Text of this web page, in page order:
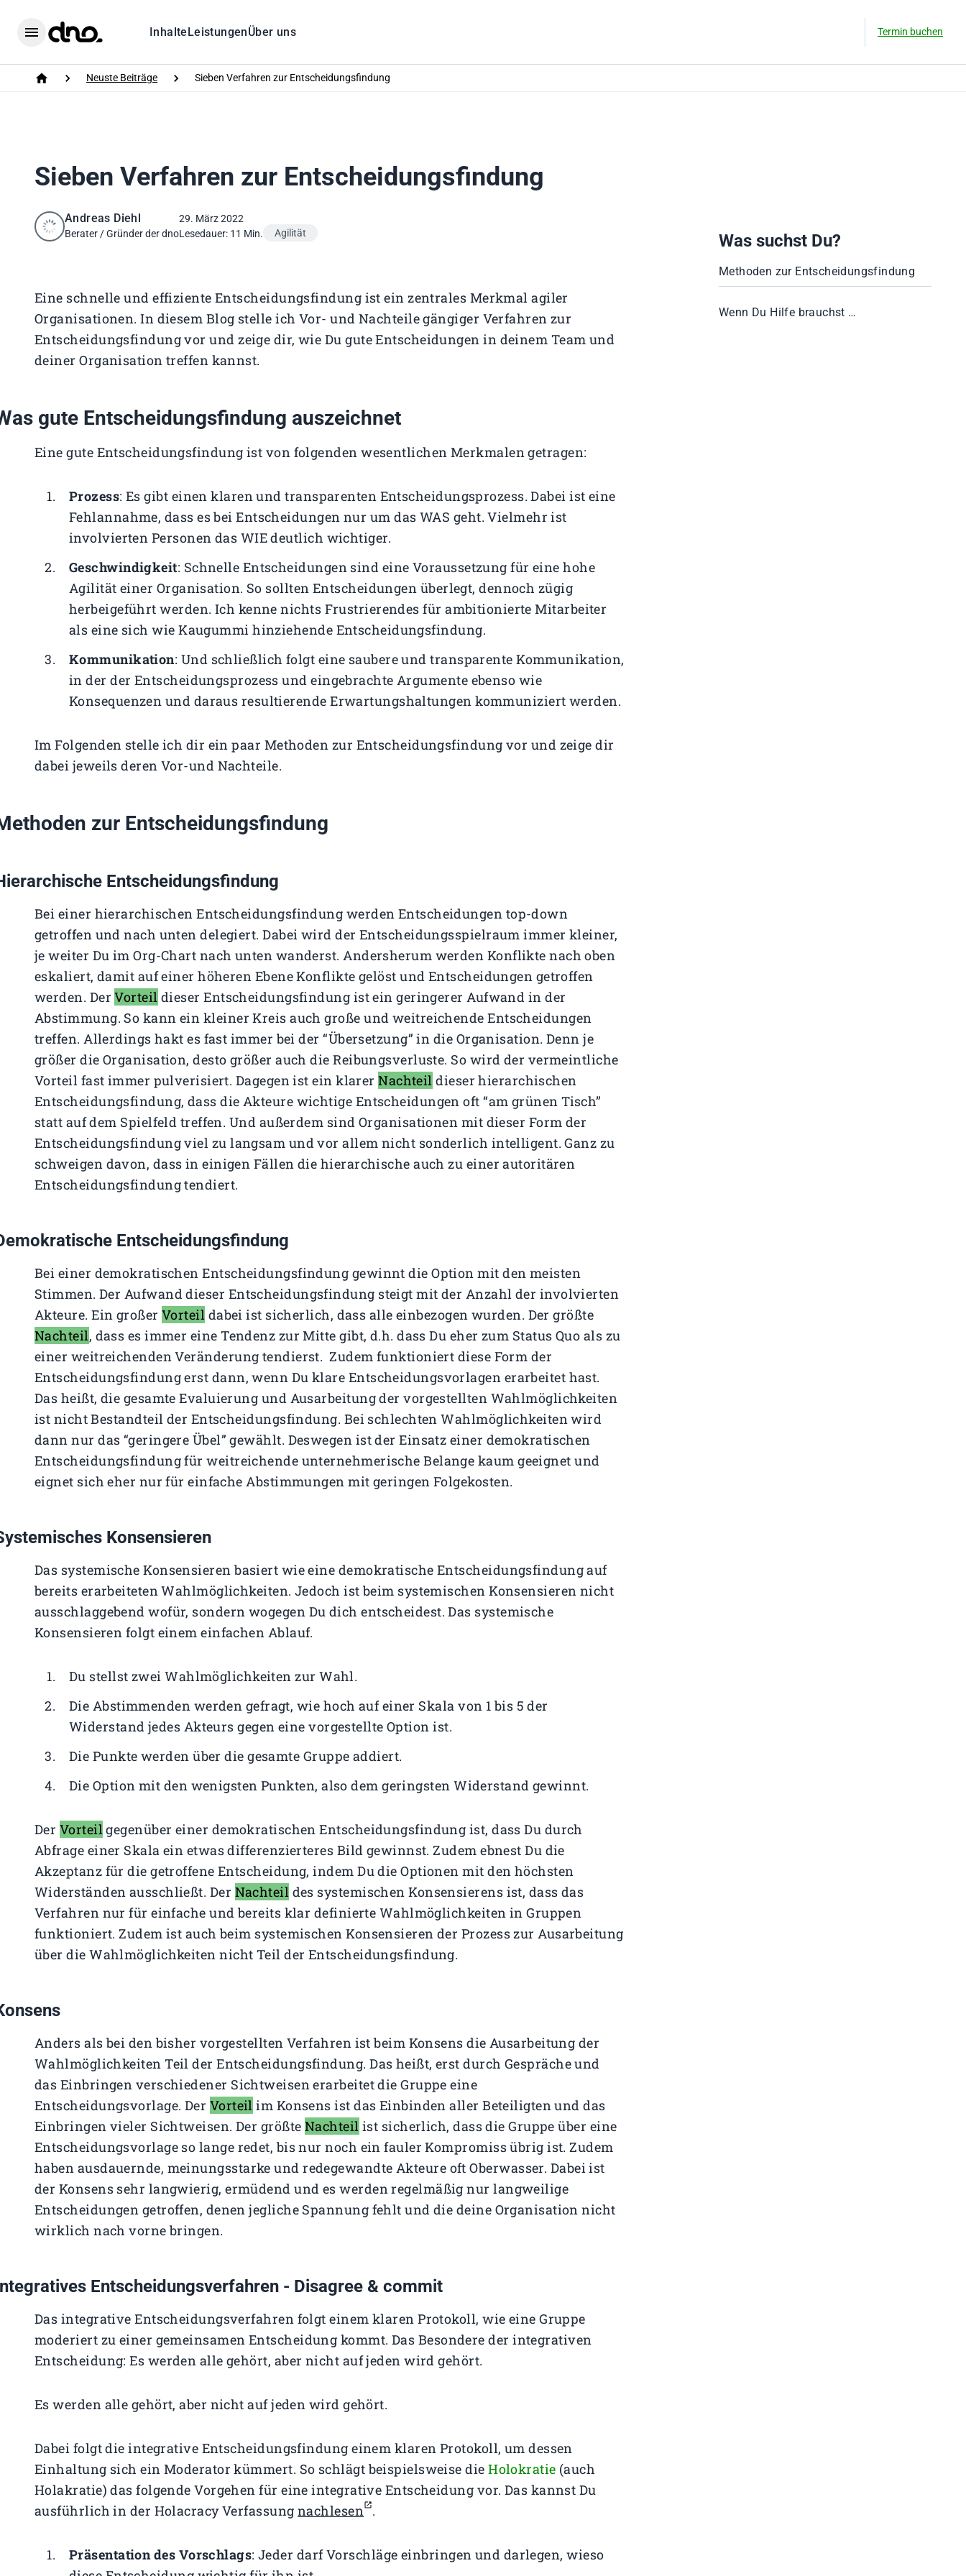
Menu
Home InhalteLeistungenÜber uns Termin buchen
Neuste Beiträge Sieben Verfahren zur Entscheidungsfindung
Sieben Verfahren zur Entscheidungsfindung
Andreas Diehl
Berater / Gründer der dno
29. März 2022
Lesedauer: 11 Min.
Agilität
Eine schnelle und effiziente Entscheidungsfindung ist ein zentrales Merkmal agiler
Organisationen. In diesem Blog stelle ich Vor- und Nachteile gängiger Verfahren zur
Entscheidungsfindung vor und zeige dir, wie Du gute Entscheidungen in deinem Team und
deiner Organisation treffen kannst.
gute Entscheidungsfindung auszeichnet
Eine gute Entscheidungsfindung ist von folgenden wesentlichen Merkmalen getragen:
Prozess: Es gibt einen klaren und transparenten Entscheidungsprozess. Dabei ist eine
Fehlannahme, dass es bei Entscheidungen nur um das WAS geht. Vielmehr ist
involvierten Personen das WIE deutlich wichtiger.
Geschwindigkeit: Schnelle Entscheidungen sind eine Voraussetzung für eine hohe
Agilität einer Organisation. So sollten Entscheidungen überlegt, dennoch zügig
herbeigeführt werden. Ich kenne nichts Frustrierendes für ambitionierte Mitarbeiter
als eine sich wie Kaugummi hinziehende Entscheidungsfindung.
Kommunikation: Und schließlich folgt eine saubere und transparente Kommunikation,
in der der Entscheidungsprozess und eingebrachte Argumente ebenso wie
Konsequenzen und daraus resultierende Erwartungshaltungen kommuniziert werden.
Im Folgenden stelle ich dir ein paar Methoden zur Entscheidungsfindung vor und zeige dir
dabei jeweils deren Vor-und Nachteile.
zur Entscheidungsfindung
Entscheidungsfindung
Bei einer hierarchischen Entscheidungsfindung werden Entscheidungen top-down
getroffen und nach unten delegiert. Dabei wird der Entscheidungsspielraum immer kleiner,
je weiter Du im Org-Chart nach unten wanderst. Andersherum werden Konflikte nach oben
eskaliert, damit auf einer höheren Ebene Konflikte gelöst und Entscheidungen getroffen
werden. DerVorteil dieser Entscheidungsfindung ist ein geringerer Aufwand in der
Abstimmung. So kann ein kleiner Kreis auch große und weitreichende Entscheidungen
treffen. Allerdings hakt es fast immer bei der “Übersetzung” in die Organisation. Denn je
größer die Organisation, desto größer auch die Reibungsverluste. So wird der vermeintliche
Vorteil fast immer pulverisiert. Dagegen ist ein klarerNachteil dieser hierarchischen
Entscheidungsfindung, dass die Akteure wichtige Entscheidungen oft “am grünen Tisch”
statt auf dem Spielfeld treffen. Und außerdem sind Organisationen mit dieser Form der
Entscheidungsfindung viel zu langsam und vor allem nicht sonderlich intelligent. Ganz zu
schweigen davon, dass in einigen Fällen die hierarchische auch zu einer autoritären
Entscheidungsfindung tendiert.
Entscheidungsfindung
Bei einer demokratischen Entscheidungsfindung gewinnt die Option mit den meisten
Stimmen. Der Aufwand dieser Entscheidungsfindung steigt mit der Anzahl der involvierten
Akteure. Ein großer Vorteil dabei ist sicherlich, dass alle einbezogen wurden. Der größte
Nachteil, dass es immer eine Tendenz zur Mitte gibt, d.h. dass Du eher zum Status Quo als zu
einer weitreichenden Veränderung tendierst. Zudem funktioniert diese Form der
Entscheidungsfindung erst dann, wenn Du klare Entscheidungsvorlagen erarbeitet hast.
Das heißt, die gesamte Evaluierung und Ausarbeitung der vorgestellten Wahlmöglichkeiten
ist nicht Bestandteil der Entscheidungsfindung. Bei schlechten Wahlmöglichkeiten wird
dann nur das “geringere Übel” gewählt. Deswegen ist der Einsatz einer demokratischen
Entscheidungsfindung für weitreichende unternehmerische Belange kaum geeignet und
eignet sich eher nur für einfache Abstimmungen mit geringen Folgekosten.
Konsensieren
Das systemische Konsensieren basiert wie eine demokratische Entscheidungsfindung auf
bereits erarbeiteten Wahlmöglichkeiten. Jedoch ist beim systemischen Konsensieren nicht
ausschlaggebend wofür, sondern wogegen Du dich entscheidest. Das systemische
Konsensieren folgt einem einfachen Ablauf.
Du stellst zwei Wahlmöglichkeiten zur Wahl.
Die Abstimmenden werden gefragt, wie hoch auf einer Skala von 1 bis 5 der
Widerstand jedes Akteurs gegen eine vorgestellte Option ist.
Die Punkte werden über die gesamte Gruppe addiert.
Die Option mit den wenigsten Punkten, also dem geringsten Widerstand gewinnt.
Der Vorteilgegenüber einer demokratischen Entscheidungsfindung ist, dass Du durch
Abfrage einer Skala ein etwas differenzierteres Bild gewinnst. Zudem ebnest Du die
Akzeptanz für die getroffene Entscheidung, indem Du die Optionen mit den höchsten
Widerständen ausschließt. Der Nachteil des systemischen Konsensierens ist, dass das
Verfahren nur für einfache und bereits klar definierte Wahlmöglichkeiten in Gruppen
funktioniert. Zudem ist auch beim systemischen Konsensieren der Prozess zur Ausarbeitung
über die Wahlmöglichkeiten nicht Teil der Entscheidungsfindung.
Anders als bei den bisher vorgestellten Verfahren ist beim Konsens die Ausarbeitung der
Wahlmöglichkeiten Teil der Entscheidungsfindung. Das heißt, erst durch Gespräche und
das Einbringen verschiedener Sichtweisen erarbeitet die Gruppe eine
Entscheidungsvorlage. Der Vorteil im Konsens ist das Einbinden aller Beteiligten und das
Einbringen vieler Sichtweisen. Der größte Nachteil ist sicherlich, dass die Gruppe über eine
Entscheidungsvorlage so lange redet, bis nur noch ein fauler Kompromiss übrig ist. Zudem
haben ausdauernde, meinungsstarke und redegewandte Akteure oft Oberwasser. Dabei ist
der Konsens sehr langwierig, ermüdend und es werden regelmäßig nur langweilige
Entscheidungen getroffen, denen jegliche Spannung fehlt und die deine Organisation nicht
wirklich nach vorne bringen.
Entscheidungsverfahren - Disagree & commit
Das integrative Entscheidungsverfahren folgt einem klaren Protokoll, wie eine Gruppe
moderiert zu einer gemeinsamen Entscheidung kommt. Das Besondere der integrativen
Entscheidung: Es werden alle gehört, aber nicht auf jeden wird gehört.
Es werden alle gehört, aber nicht auf jeden wird gehört.
Dabei folgt die integrative Entscheidungsfindung einem klaren Protokoll, um dessen
Einhaltung sich ein Moderator kümmert. So schlägt beispielsweise dieHolokratie (auch
Holakratie) das folgende Vorgehen für eine integrative Entscheidung vor. Das kannst Du
ausführlich in der Holacracy Verfassungnachlesen .
Präsentation des Vorschlags: Jeder darf Vorschläge einbringen und darlegen, wieso
Was suchst Du?
Methoden zur Entscheidungsfindung
Wenn Du Hilfe brauchst …